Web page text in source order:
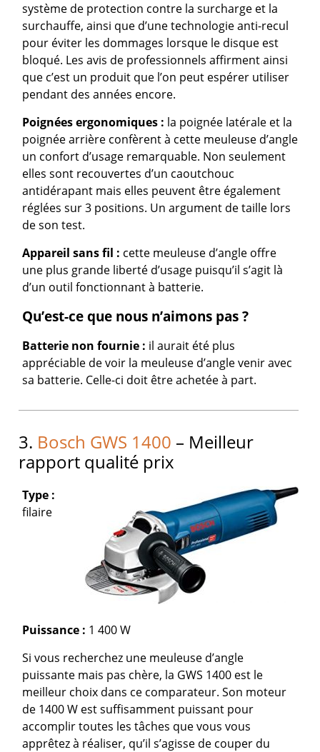
système de protection contre la surcharge et la
surchauffe, ainsi que d’une technologie anti-recul
pour éviter les dommages lorsque le disque est
bloqué. Les avis de professionnels affirment ainsi
que c’est un produit que l’on peut espérer utiliser
pendant des années encore.
Poignées ergonomiques : la poignée latérale et la
poignée arrière confèrent à cette meuleuse d’angle
un confort d’usage remarquable. Non seulement
elles sont recouvertes d’un caoutchouc
antidérapant mais elles peuvent être également
réglées sur 3 positions. Un argument de taille lors
de son test.
Appareil sans fil : cette meuleuse d’angle offre
une plus grande liberté d’usage puisqu’il s’agit là
d’un outil fonctionnant à batterie.
Qu’est-ce que nous n’aimons pas ?
Batterie non fournie : il aurait été plus
appréciable de voir la meuleuse d’angle venir avec
sa batterie. Celle-ci doit être achetée à part.
3. Bosch GWS 1400 – Meilleur
rapport qualité prix
Type :
filaire
Puissance : 1 400 W
Si vous recherchez une meuleuse d’angle
puissante mais pas chère, la GWS 1400 est le
meilleur choix dans ce comparateur. Son moteur
de 1400 W est suffisamment puissant pour
accomplir toutes les tâches que vous vous
apprêtez à réaliser, qu’il s’agisse de couper du